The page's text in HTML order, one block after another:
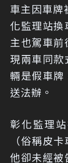
車主因車牌
化監理站換
主也駕車
現兩車同款
輛是假車牌
送法辦。
彰化監理
（俗稱皮
他卻未經被